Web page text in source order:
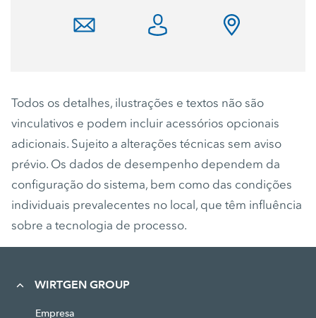
Todos os detalhes, ilustrações e textos não são
vinculativos e podem incluir acessórios opcionais
adicionais. Sujeito a alterações técnicas sem aviso
prévio. Os dados de desempenho dependem da
configuração do sistema, bem como das condições
individuais prevalecentes no local, que têm influência
sobre a tecnologia de processo.
WIRTGEN GROUP
Empresa